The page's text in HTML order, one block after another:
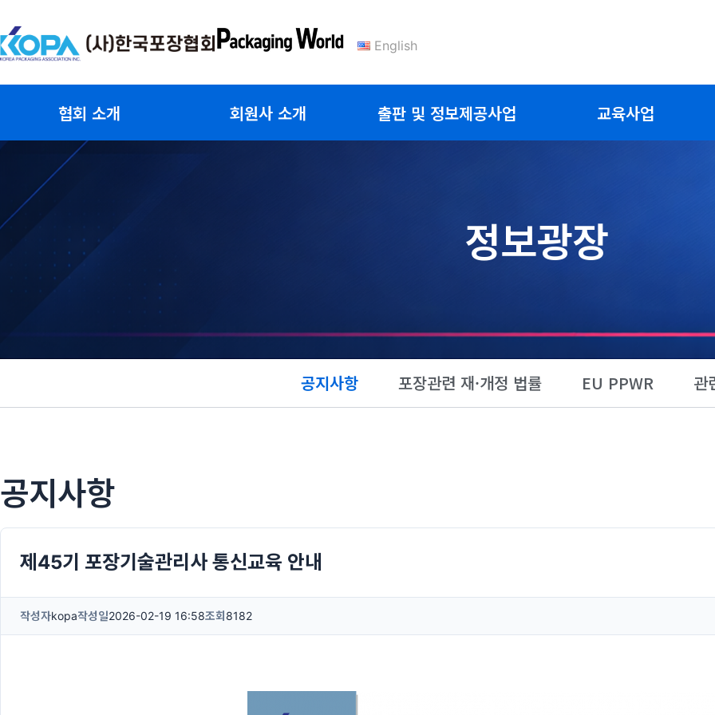
텐
츠
English
협회 소개 회원사 소개 출판 및 정보제공사업 교육사업
정보광장
공지사항 포장관련 재·개정 법률 EU PPWR 관
공지사항
제45기 포장기술관리사 통신교육 안내
작성자kopa작성일2026-02-19 16:58조회 8182